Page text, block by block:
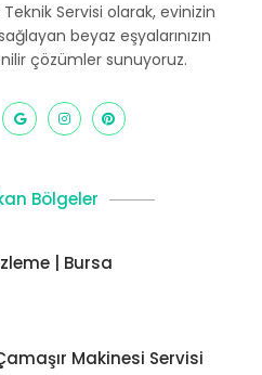
Servisi olarak, evinizin
beyaz eşyalarınızın
çözümler sunuyoruz.
Bölgeler
| Bursa
Makinesi Servisi